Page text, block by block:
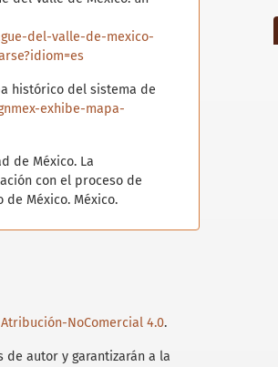
del-valle-de-mexico-
histórico del sistema de
exhibe-mapa-
de México. La
con el proceso de
de México. México.
en el oficio del historiador.
deuda y desarrollo
Michoacán / Universidad
NoComercial 4.0.
de autor y garantizarán a la